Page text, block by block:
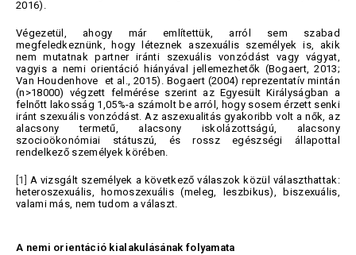
2016).
Végezetül, ahogy már említettük, arról sem szabad
megfeledkeznünk, hogy léteznek aszexuális személyek is, akik
nem mutatnak partner iránti szexuális vonzódást vagy vágyat,
vagyis a nemi orientáció hiányával jellemezhetők (Bogaert, 2013;
Van Houdenhove et al., 2015). Bogaert (2004) reprezentatív mintán
(n>18000) végzett felmérése szerint az Egyesült Királyságban a
felnőtt lakosság 1,05%-a számolt be arról, hogy sosem érzett senki
iránt szexuális vonzódást. Az aszexualitás gyakoribb volt a nők, az
alacsony termetű, alacsony iskolázottságú, alacsony
szocioökonómiai státuszú, és rossz egészségi állapottal
rendelkező személyek körében.
[1]
A vizsgált személyek a következő válaszok közül választhattak:
heteroszexuális, homoszexuális (meleg, leszbikus), biszexuális,
valami más, nem tudom a választ.
A nemi orientáció kialakulásának folyamata